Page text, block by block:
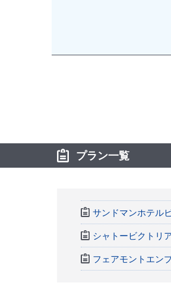
プラン一覧
サンドマンホテル
シャトービクトリ
フェアモントエン